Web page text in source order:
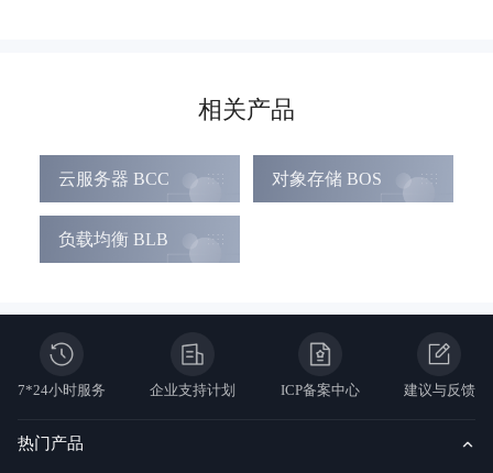
相关产品
云服务器 BCC 对象存储 BOS
负载均衡 BLB
7*24小时服务 企业支持计划 ICP备案中心 建议与反馈
热门产品